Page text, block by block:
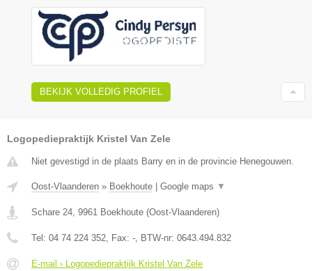
BEKIJK VOLLEDIG PROFIEL
Logopediepraktijk Kristel Van Zele
Niet gevestigd in de plaats Barry en in de provincie Henegouwen.
Oost-Vlaanderen » Boekhoute Google maps ▼
Schare 24, 9961 Boekhoute (Oost-Vlaanderen)
Tel: 04 74 224 352, Fax: -, BTW-nr: 0643.494.832
E-mail › Logopediepraktijk Kristel Van Zele